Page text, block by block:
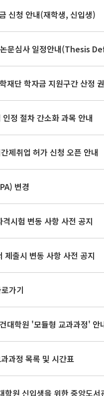
신청 안내(재학생, 신입생)
논문심사 일정안내(Thesis
재단 학자금 지원구간 산정
정 절차 간소화 과목 안내
제취업 허가 신청 오픈 안내
변경
시험 변동 사항 사전 공지
출시 변동 사항 사전 공지
가기
대학원 '모듈형 교과과정'
과정 목록 및 시간표
원 신입생을 위한 중앙도서